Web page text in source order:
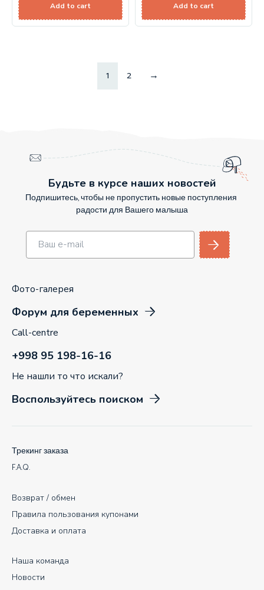
Add to cart Add to cart
1 2 →
Будьте в курсе наших новостей
Подпишитесь, чтобы не пропустить новые поступления
радости для Вашего малыша
Фото-галерея
Форум для беременных
Call-centre
+998 95 198-16-16
Не нашли то что искали?
Воспользуйтесь поиском
Наша команда
Новости
Возврат / обмен
Правила пользования купонами
Доставка и оплата
Трекинг заказа
F.A.Q.